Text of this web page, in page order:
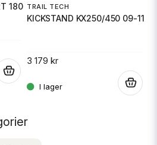
180 TRAIL TECH
KICKSTAND KX250/450 09-11
3 179 kr